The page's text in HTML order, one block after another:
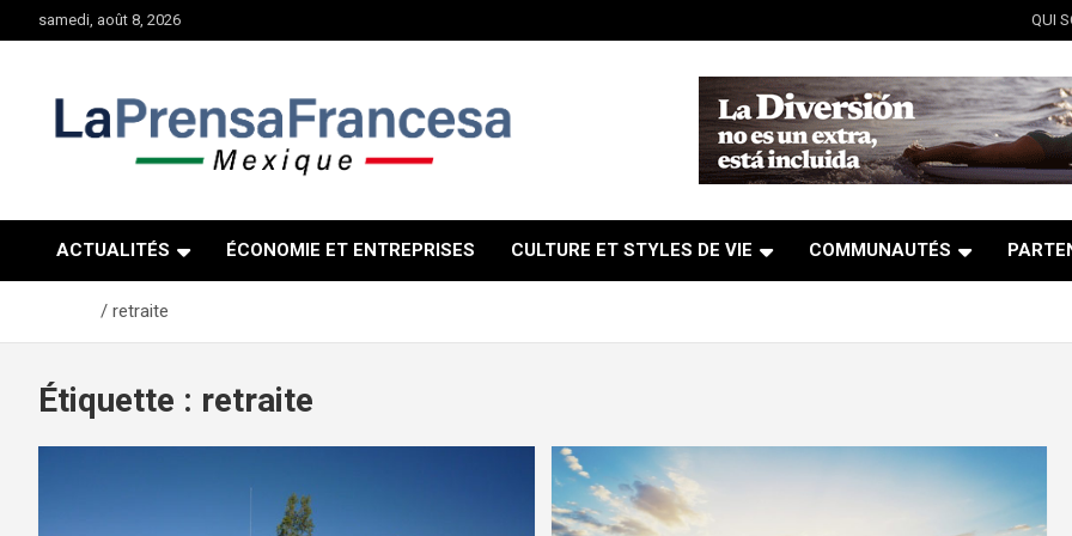
au
samedi, août 8, 2026 QUI
ACTUALITÉS ÉCONOMIE ET ENTREPRISES CULTURE ET STYLES DE VIE COMMUNAUTÉS
retraite
Étiquette : retraite